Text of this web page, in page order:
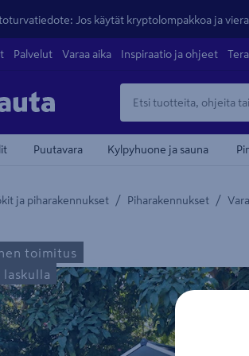
Jos käytät kryptolompakkoa ja
Palvelut Varaa aika Inspiraatio ja ohjeet
Puutavara Kylpyhuone ja sauna
ja piharakennukset / Piharakennukset /
kuvaus löytyy Tuotteen kuvaus -
toimitus
laskulla